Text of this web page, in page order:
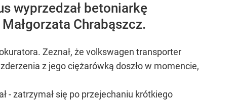
wyprzedzał betoniarkę
Chrabąszcz.
Zeznał, że volkswagen transporter
z jego ciężarówką doszło w momencie,
- zatrzymał się po przejechaniu krótkiego